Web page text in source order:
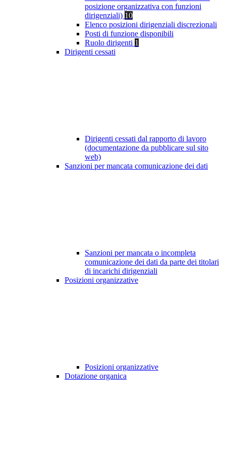
posizione organizzativa con funzioni
dirigenziali) 10
Elenco posizioni dirigenziali discrezionali
Posti di funzione disponibili
Ruolo dirigenti 1
Dirigenti cessati
Dirigenti cessati dal rapporto di lavoro
(documentazione da pubblicare sul sito
web)
Sanzioni per mancata comunicazione dei dati
Sanzioni per mancata o incompleta
comunicazione dei dati da parte dei titolari
di incarichi dirigenziali
Posizioni organizzative
Posizioni organizzative
Dotazione organica